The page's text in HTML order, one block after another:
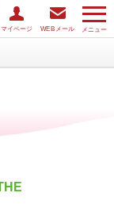
メニュー
マイページ WEBメール